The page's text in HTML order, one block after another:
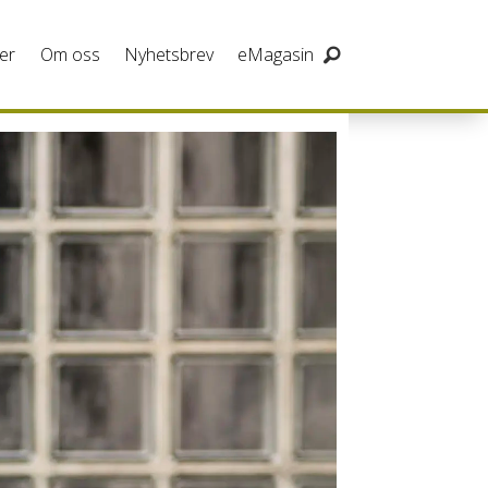
Om oss Nyhetsbrev eMagasin